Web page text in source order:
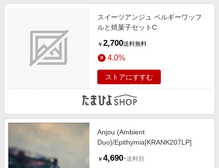
スイーツアンジュ ベルギーワッフ
ルと焼菓子セットC
￥ 2,700送料無料
4.0%
ストアにすすむ
Anjou (Ambient
Duo)/Epithymia[KRANK207LP]
￥ 4,690+送料別